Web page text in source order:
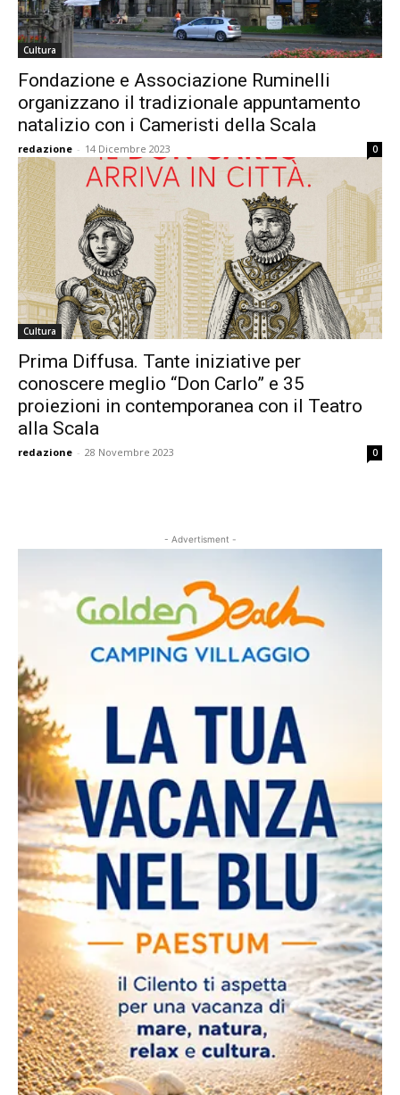
Cultura
Fondazione e Associazione Ruminelli
organizzano il tradizionale appuntamento
natalizio con i Cameristi della Scala
redazione - 14 Dicembre 2023 0
Cultura
Prima Diffusa. Tante iniziative per
conoscere meglio “Don Carlo” e 35
proiezioni in contemporanea con il Teatro
alla Scala
redazione - 28 Novembre 2023 0
- Advertisment -